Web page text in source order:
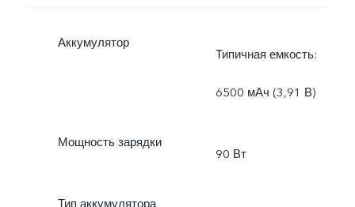
Аккумулятор
Типичная емкость:
6500 мАч (3,91 В)
Мощность зарядки
90 Вт